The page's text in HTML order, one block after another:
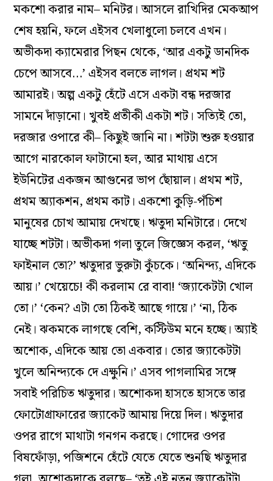
মকশো করার নাম– মনিটর। আসলে রাখিদির মেকআপ
শেষ হয়নি, ফলে এইসব খেলাধুলো চলবে এখন।
অভীকদা ক‌্যামেরার পিছন থেকে, ‘আর একটু ডানদিক
চেপে আসবে…’ এইসব বলতে লাগল। প্রথম শট
আমারই। অল্প একটু হেঁটে এসে একটা বন্ধ দরজার
সামনে দাঁড়ানো। খুবই প্রতীকী একটা শট। সত‌্যিই তো,
দরজার ওপারে কী– কিছুই জানি না। শটটা শুরু হওয়ার
আগে নারকোল ফাটানো হল, আর মাথায় এসে
ইউনিটের একজন আগুনের ভাপ ছোঁয়াল। প্রথম শট,
প্রথম অ‌্যাকশন, প্রথম কাট। একশো কুড়ি-পঁচিশ
মানুষের চোখ আমায় দেখছে। ঋতুদা মনিটারে। দেখে
যাচ্ছে শটটা। অভীকদা গলা তুলে জিজ্ঞেস করল, ‘ঋতু
ফাইনাল তো?’ ঋতুদার ভুরুটা কুঁচকে। ‘অনিন্দ‌্য, এদিকে
আয়।’ খেয়েচে! কী করলাম রে বাবা! ‘জ‌্যাকেটটা খোল
তো।’ ‘কেন? এটা তো ঠিকই আছে গায়ে।’ ‘না, ঠিক
নেই। ঝকমকে লাগছে বেশি, কস্টিউম মনে হচ্ছে। অ্যাই
অশোক, এদিকে আয় তো একবার। তোর জ‌্যাকেটটা
খুলে অনিন্দ‌্যকে দে এক্ষুনি।’ এসব পাগলামির সঙ্গে
সবাই পরিচিত ঋতুদার। অশোকদা হাসতে হাসতে তার
ফোটোগ্রাফারের জ‌্যাকেট আমায় দিয়ে দিল। ঋতুদার
ওপর রাগে মাথাটা গনগন করছে। গোদের ওপর
বিষফোঁড়া, পজিশনে হেঁটে যেতে যেতে শুনছি ঋতুদার